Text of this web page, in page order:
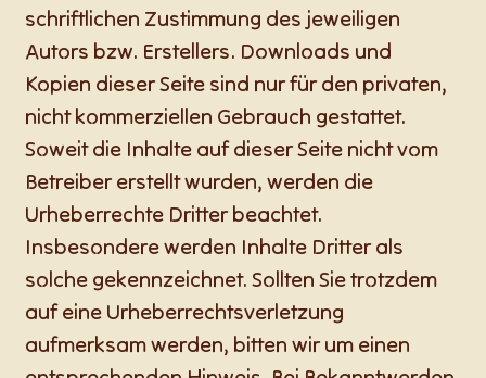
schriftlichen Zustimmung des jeweiligen
Autors bzw. Erstellers. Downloads und
Kopien dieser Seite sind nur für den privaten,
nicht kommerziellen Gebrauch gestattet.
Soweit die Inhalte auf dieser Seite nicht vom
Betreiber erstellt wurden, werden die
Urheberrechte Dritter beachtet.
Insbesondere werden Inhalte Dritter als
solche gekennzeichnet. Sollten Sie trotzdem
auf eine Urheberrechtsverletzung
aufmerksam werden, bitten wir um einen